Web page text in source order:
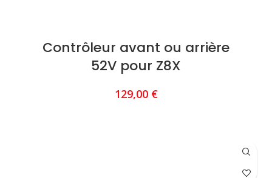
Contrôleur avant ou arrière
52V pour Z8X
129,00 €